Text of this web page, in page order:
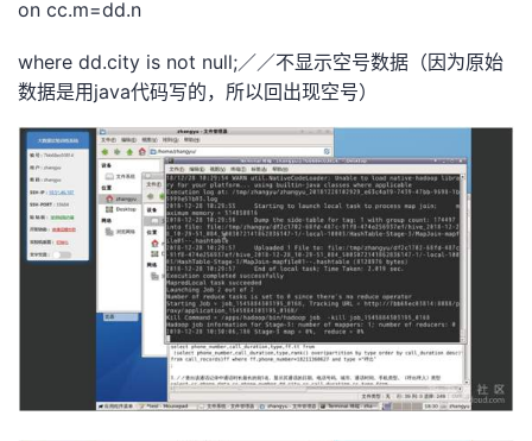
坛
圈
子
的
直
播
我
的
活
我
的
我
Programs
on cc.m=dd.n
where dd.city is not null;／／不显示空号数据（因为原始
数据是用 java代码写的，所以回出现空号）